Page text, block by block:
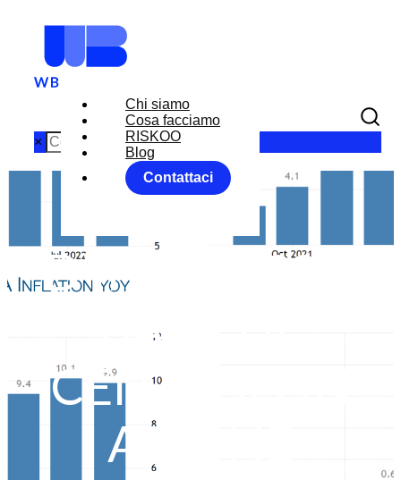
Chi siamo
Cosa facciamo
RISKOO
Blog
Contattaci
×
TASSI
D’INTERESSE:
BANCHE
CENTRALI IN
AZIONE